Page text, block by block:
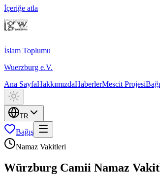
İçeriğe atla
İslam Toplumu
Wuerzburg e.V.
Ana SayfaHakkımızdaHaberlerMescit Projesi
TR
Bağış
Namaz Vakitleri
Würzburg Camii Namaz